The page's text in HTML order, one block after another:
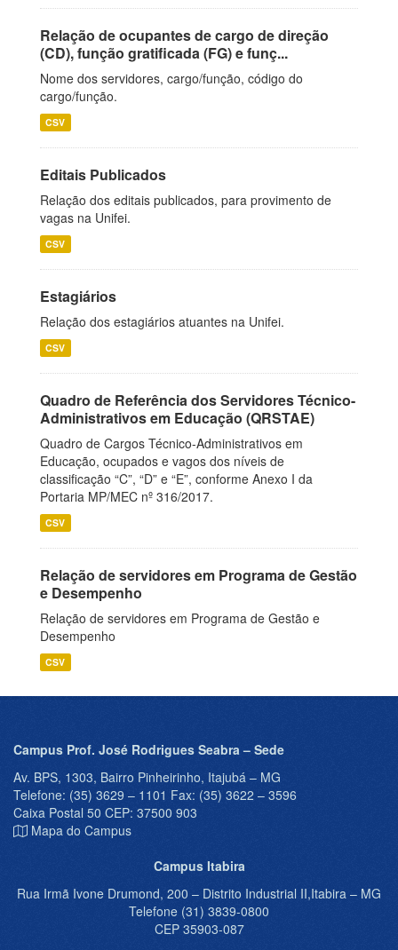
Relação de ocupantes de cargo de direção
(CD), função gratificada (FG) e funç...
Nome dos servidores, cargo/função, código do
cargo/função.
CSV
Editais Publicados
Relação dos editais publicados, para provimento de
vagas na Unifei.
CSV
Estagiários
Relação dos estagiários atuantes na Unifei.
CSV
Quadro de Referência dos Servidores Técnico-
Administrativos em Educação (QRSTAE)
Quadro de Cargos Técnico-Administrativos em
Educação, ocupados e vagos dos níveis de
classificação “C”, “D” e “E”, conforme Anexo I da
Portaria MP/MEC nº 316/2017.
CSV
Relação de servidores em Programa de Gestão
e Desempenho
Relação de servidores em Programa de Gestão e
Desempenho
CSV
Campus Prof. José Rodrigues Seabra – Sede
Av. BPS, 1303, Bairro Pinheirinho, Itajubá – MG
Telefone: (35) 3629 – 1101 Fax: (35) 3622 – 3596
Caixa Postal 50 CEP: 37500 903
Mapa do Campus
Campus Itabira
Rua Irmã Ivone Drumond, 200 – Distrito Industrial II,Itabira – MG
Telefone (31) 3839-0800
CEP 35903-087